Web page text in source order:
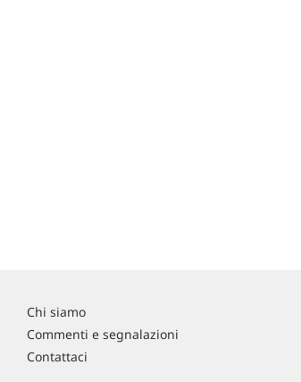
Chi siamo
Commenti e segnalazioni
Contattaci